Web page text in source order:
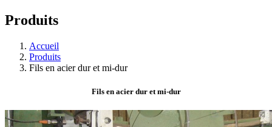
Produits
Accueil
Produits
Fils en acier dur et mi-dur
Fils en acier dur et mi-dur